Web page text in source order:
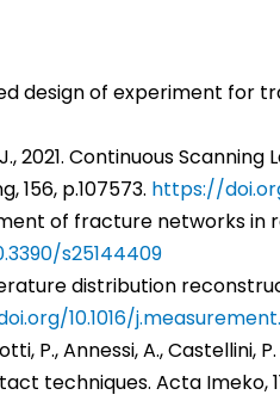
design of experiment
2021. Continuous
p.107573. https://
of fracture networks
s25144409
distribution
10.1016/
P., Annessi, A.,
techniques. Acta Imeko,